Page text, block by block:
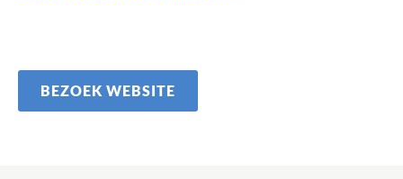
BEZOEK WEBSITE